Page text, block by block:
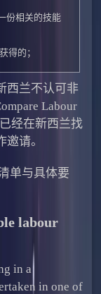
份相关的技能
得的；
兰不认可非
Labour
经在新西兰找
请。
单与具体要
labour
in a
in one of